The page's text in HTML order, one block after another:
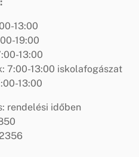
13:00
19:00
13:00
7:00-13:00 iskolafogászat
13:00
rendelési időben